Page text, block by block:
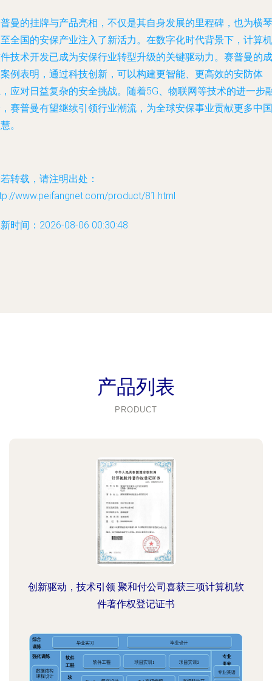
曼的挂牌与产品亮相，不仅是其自身发展的里程碑，也为横琴
全国的安保产业注入了新活力。在数字化时代背景下，计算机
技术开发已成为安保行业转型升级的关键驱动力。赛普曼的成
例表明，通过科技创新，可以构建更智能、更高效的安防体
应对日益复杂的安全挑战。随着5G、物联网等技术的进一步
赛普曼有望继续引领行业潮流，为全球安保事业贡献更多中国
。
转载，请注明出处：
www.peifangnet.com/product/81.html
时间：2026-08-06 00:30:48
产品列表
PRODUCT
创新驱动，技术引领 聚和付公司喜获三项计算机软
件著作权登记证书